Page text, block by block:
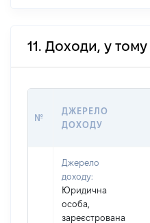
11. Доходи, у
№
ДЖЕРЕЛО
ДОХОДУ
Джерело
доходу:
Юридична
особа,
зареєстрована